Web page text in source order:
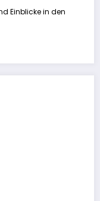
Einblicke in den